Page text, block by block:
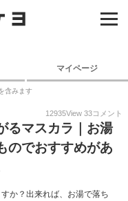
マイページ
含みます
12935View 33コメント
るマスカラ｜お湯
のでおすすめがあ
か？出来れば、お湯で落ち